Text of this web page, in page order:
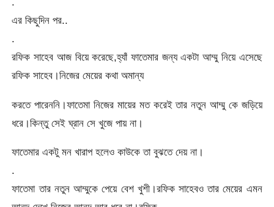
এর কিছুদিন পর..
.
রফিক সাহেব আজ বিয়ে করেছে,হ্যাঁ ফাতেমার জন্য একটা আম্মু নিয়ে এসেছে
রফিক সাহেব।নিজের মেয়ের কথা অমান্য
করতে পারেননি।ফাতেমা নিজের মায়ের মত করেই তার নতুন আম্মু কে জড়িয়ে
ধরে।কিন্তু সেই ঘ্রান সে খুজে পায় না।
ফাতেমার একটু মন খারাপ হলেও কাউকে তা বুঝতে দেয় না।
.
ফাতেমা তার নতুন আম্মুকে পেয়ে বেশ খুশী।রফিক সাহেবও তার মেয়ের এমন